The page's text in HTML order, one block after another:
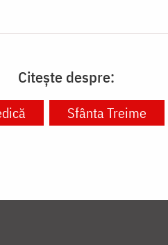
Citește despre:
Sfânta Treime